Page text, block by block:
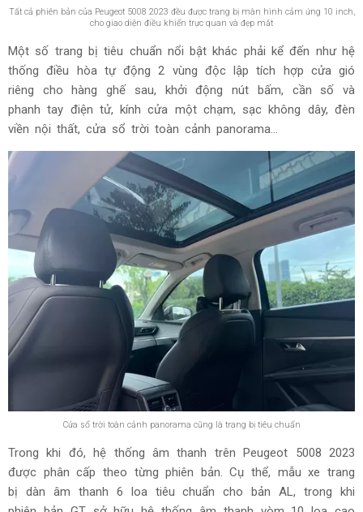
Tất cả phiên bản của Peugeot 5008 2023 đều được trang bị màn hình cảm ứng 10 inch,
cho giao diện điều khiển trực quan và đẹp mắt
Một số trang bị tiêu chuẩn nổi bật khác phải kể đến như hệ
thống điều hòa tự động 2 vùng độc lập tích hợp cửa gió
riêng cho hàng ghế sau, khởi động nút bấm, cần số và
phanh tay điện tử, kính cửa một chạm, sạc không dây, đèn
viền nội thất, cửa sổ trời toàn cảnh panorama…